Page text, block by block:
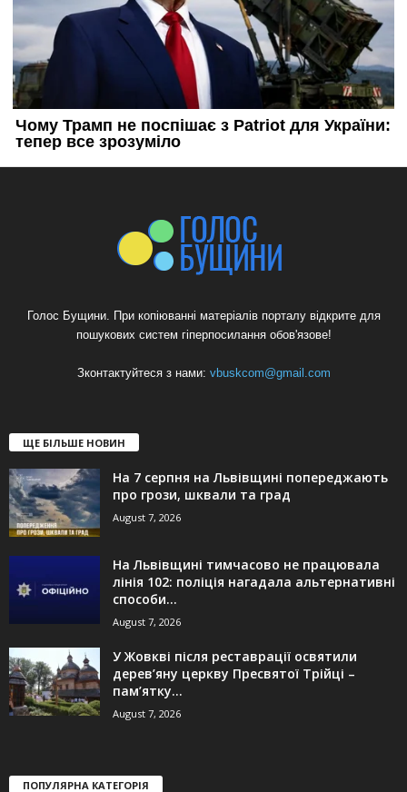
Голос Бущини. При копіюванні матеріалів порталу відкрите для
пошукових систем гіперпосилання обов'язове!
Зконтактуйтеся з нами: vbuskcom@gmail.com
ЩЕ БІЛЬШЕ НОВИН
На 7 серпня на Львівщині попереджають
про грози, шквали та град
August 7, 2026
На Львівщині тимчасово не працювала
лінія 102: поліція нагадала альтернативні
способи...
August 7, 2026
У Жовкві після реставрації освятили
дерев’яну церкву Пресвятої Трійці –
пам’ятку...
August 7, 2026
ПОПУЛЯРНА КАТЕГОРІЯ